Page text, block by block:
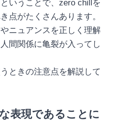
いうことで、zero chillを
点がたくさんあります。
ニュアンスを正しく理解
間関係に亀裂が入ってし
ときの注意点を解説して
表現であることに